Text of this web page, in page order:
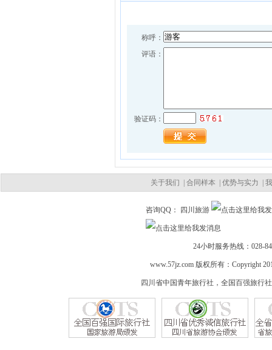
称呼：
评语：
验证码：
关于我们 合同样本 优势与实力
咨询QQ： 四川旅游
24小时服务热线：028-
www.57jz.com 版权所有：Copyright
四川省中国青年旅行社，全国百强旅行